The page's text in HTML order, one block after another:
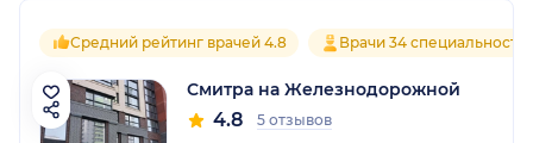
Средний рейтинг врачей 4.8 Врачи 34
Смитра на Железнодорожной
4.8 5 отзывов